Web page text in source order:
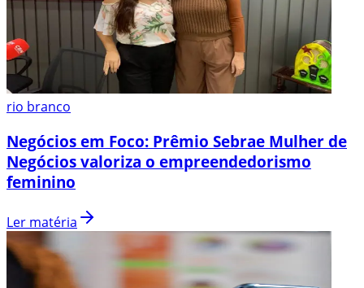
rio branco
Negócios em Foco: Prêmio Sebrae Mulher de
Negócios valoriza o empreendedorismo
feminino
Ler matéria